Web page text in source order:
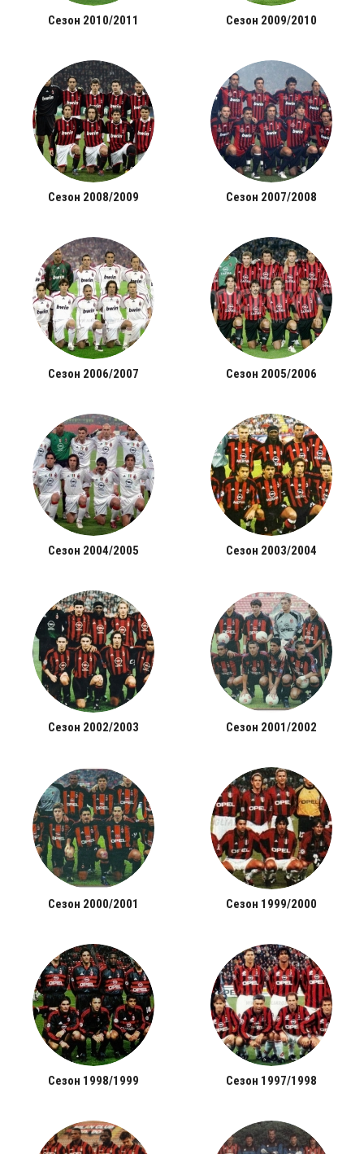
Сезон 2010/2011 Сезон 2009/2010
Сезон 2008/2009 Сезон 2007/2008
Сезон 2006/2007 Сезон 2005/2006
Сезон 2004/2005 Сезон 2003/2004
Сезон 2002/2003 Сезон 2001/2002
Сезон 2000/2001 Сезон 1999/2000
Сезон 1998/1999 Сезон 1997/1998